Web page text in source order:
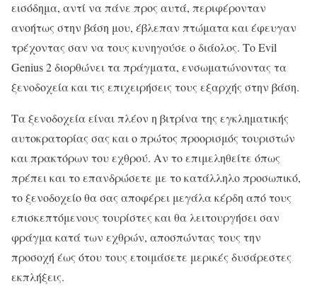
εισόδημα, αντί να πάνε προς αυτά, περιφέρονταν
ανοήτως στην βάση μου, έβλεπαν πτώματα και έφευγαν
τρέχοντας σαν να τους κυνηγούσε ο διάολος. Το Evil
Genius 2 διορθώνει τα πράγματα, ενσωματώνοντας τα
ξενοδοχεία και τις επιχειρήσεις τους εξαρχής στην βάση.
Τα ξενοδοχεία είναι πλέον η βιτρίνα της εγκληματικής
αυτοκρατορίας σας και ο πρώτος προορισμός τουριστών
και πρακτόρων του εχθρού. Αν το επιμεληθείτε όπως
πρέπει και το επανδρώσετε με το κατάλληλο προσωπικό,
το ξενοδοχείο θα σας αποφέρει μεγάλα κέρδη από τους
επισκεπτόμενους τουρίστες και θα λειτουργήσει σαν
φράγμα κατά των εχθρών, αποσπώντας τους την
προσοχή έως ότου τους ετοιμάσετε μερικές δυσάρεστες
εκπλήξεις.